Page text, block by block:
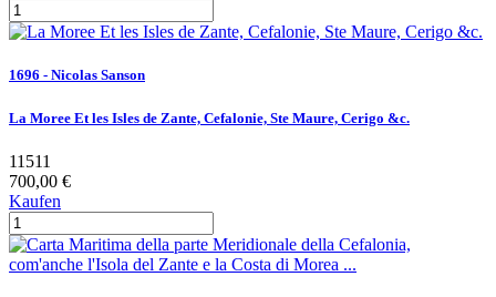
1696 - Nicolas Sanson
La Moree Et les Isles de Zante, Cefalonie, Ste Maure, Cerigo &c.
11511
700,00 €
Kaufen